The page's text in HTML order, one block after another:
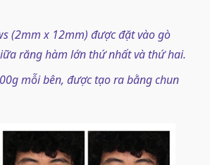
(2mm x 12mm) được đặt vào gò
răng hàm lớn thứ nhất và thứ hai.
mỗi bên, được tạo ra bằng chun